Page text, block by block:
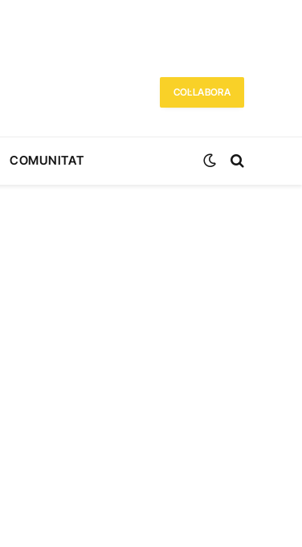
COL·LABORA
COMUNITAT